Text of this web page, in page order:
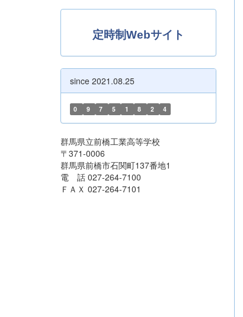
定時制Webサイト
since 2021.08.25
0 9 7 5 1 8 2 4
群馬県立前橋工業高等学校
〒371-0006
群馬県前橋市石関町137番地1
電 話 027-264-7100
ＦＡＸ 027-264-7101